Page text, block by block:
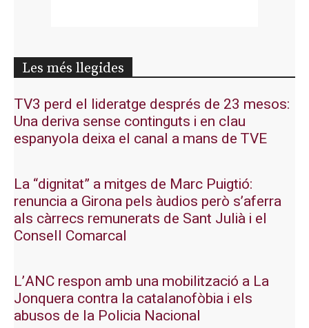
Les més llegides
TV3 perd el lideratge després de 23 mesos:
Una deriva sense continguts i en clau
espanyola deixa el canal a mans de TVE
La “dignitat” a mitges de Marc Puigtió:
renuncia a Girona pels àudios però s’aferra
als càrrecs remunerats de Sant Julià i el
Consell Comarcal
L’ANC respon amb una mobilització a La
Jonquera contra la catalanofòbia i els
abusos de la Policia Nacional